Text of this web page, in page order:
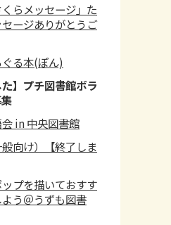
くらメッセージ」た
ージありがとうご
ぐる本(ぽん)
た】プチ図書館ボラ
会 in 中央図書館
向け）【終了しま
ップを描いておすす
う＠うずも図書